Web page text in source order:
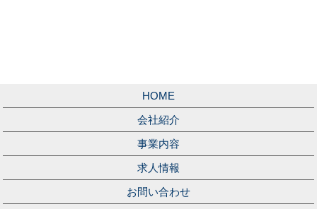
HOME
会社紹介
事業内容
求人情報
お問い合わせ